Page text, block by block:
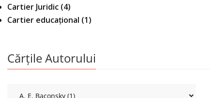
Cartier Juridic (4)
Cartier educațional (1)
Cărțile Autorului